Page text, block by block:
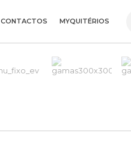
CONTACTOS MYQUITÉRIOS